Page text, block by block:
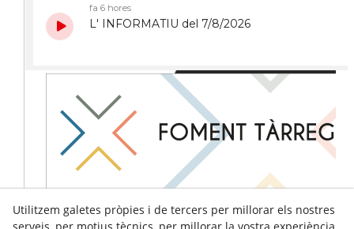
Utilitzem galetes pròpies i de tercers per millorar els nostres